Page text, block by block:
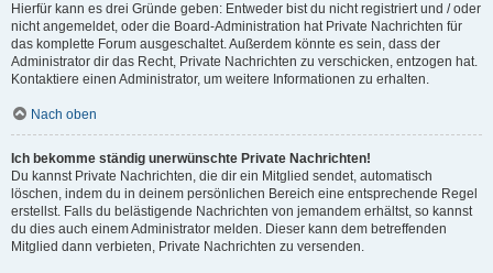
Hierfür kann es drei Gründe geben: Entweder bist du nicht registriert und / oder
nicht angemeldet, oder die Board-Administration hat Private Nachrichten für
das komplette Forum ausgeschaltet. Außerdem könnte es sein, dass der
Administrator dir das Recht, Private Nachrichten zu verschicken, entzogen hat.
Kontaktiere einen Administrator, um weitere Informationen zu erhalten.
Nach oben
Ich bekomme ständig unerwünschte Private Nachrichten!
Du kannst Private Nachrichten, die dir ein Mitglied sendet, automatisch
löschen, indem du in deinem persönlichen Bereich eine entsprechende Regel
erstellst. Falls du belästigende Nachrichten von jemandem erhältst, so kannst
du dies auch einem Administrator melden. Dieser kann dem betreffenden
Mitglied dann verbieten, Private Nachrichten zu versenden.